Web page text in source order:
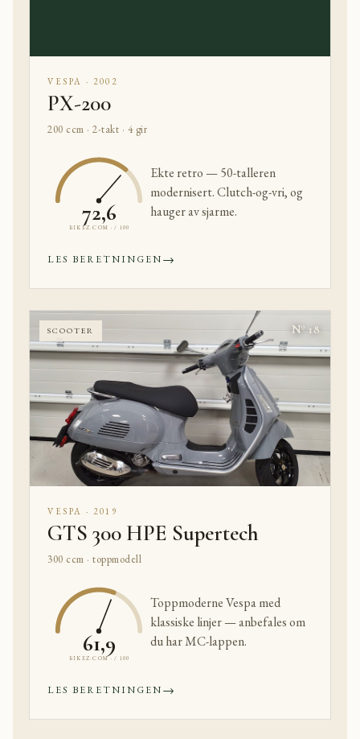
VESPA · 2002
PX-200
200 ccm · 2-takt · 4 gir
72,6
BIKEZ.COM · / 100
Ekte retro — 50-talleren
modernisert. Clutch-og-vri, og
hauger av sjarme.
LES BERETNINGEN→
SCOOTER Nº 18
VESPA · 2019
GTS 300 HPE Supertech
300 ccm · toppmodell
61,9
BIKEZ.COM · / 100
Toppmoderne Vespa med
klassiske linjer — anbefales om
du har MC-lappen.
LES BERETNINGEN→